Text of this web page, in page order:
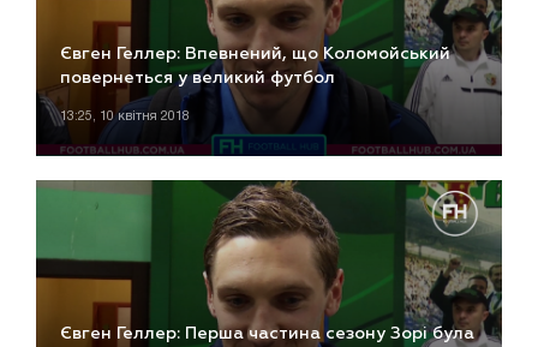
Євген Геллер: Впевнений, що Коломойський
повернеться у великий футбол
13:25, 10 квітня 2018
Євген Геллер: Перша частина сезону Зорі була